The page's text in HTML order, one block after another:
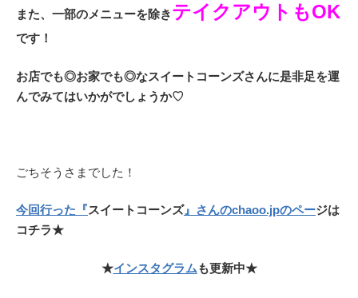
また、一部のメニューを除きテイクアウトもOK
です！
お店でも◎お家でも◎なスイートコーンズさんに是非足を運
んでみてはいかがでしょうか♡
ごちそうさまでした！
今回行った『スイートコーンズ』さ んのchaoo.jpのページは
コチラ★
★インスタグラムも更新中★